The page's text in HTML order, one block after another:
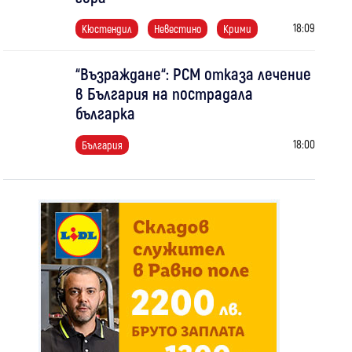
Кюстендил Невестино Крими 18:09
“Възраждане“: РСМ отказа лечение
в България на пострадала
българка
България 18:00